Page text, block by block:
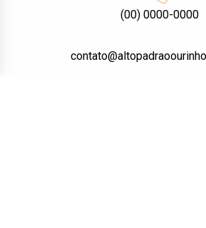
(00) 0000-0000